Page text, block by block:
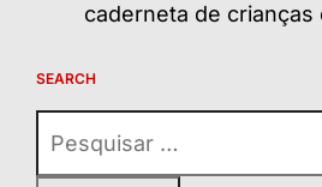
caderneta de
SEARCH
por: